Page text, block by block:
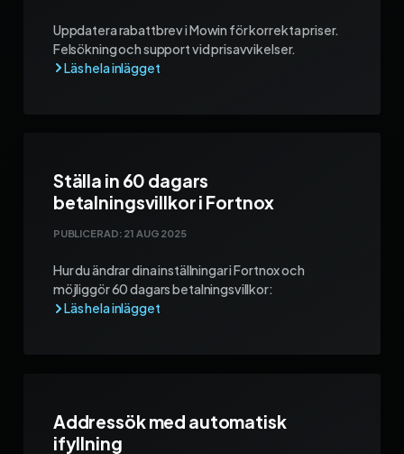
Uppdatera rabattbrev i Mowin för korrekta priser.
Felsökning och support vid prisavvikelser.
Ställa in 60 dagars
betalningsvillkor i Fortnox
PUBLICERAD: 21 AUG 2025
Hur du ändrar dina inställningar i Fortnox och
möjliggör 60 dagars betalningsvillkor:
Addressök med automatisk
ifyllning